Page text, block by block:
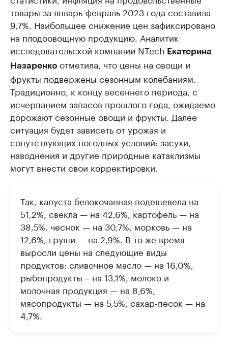
товары за январь-февраль 2023 года составила
9,7%. Наибольшее снижение цен зафиксировано
на плодоовощную продукцию. Аналитик
исследовательской компании NTech Екатерина
Назаренко отметила, что цены на овощи и
фрукты подвержены сезонным колебаниям.
Традиционно, к концу весеннего периода, с
исчерпанием запасов прошлого года, ожидаемо
дорожают сезонные овощи и фрукты. Далее
ситуация будет зависеть от урожая и
сопутствующих погодных условий: засухи,
наводнения и другие природные катаклизмы
могут внести свои корректировки.
Так, капуста белокочанная подешевела на
51,2%, свекла — на 42,6%, картофель — на
38,5%, чеснок — на 30,7%, морковь — на
12,6%, груши — на 2,9%. В то же время
выросли цены на следующие виды
продуктов: сливочное масло — на 16,0%,
рыбопродукты – на 13,1%, молоко и
молочная продукция — на 8,6%,
мясопродукты — на 5,5%, сахар-песок — на
4,7%.